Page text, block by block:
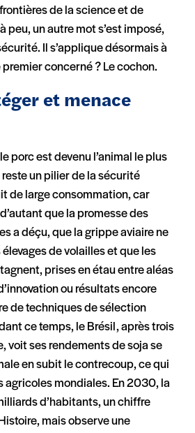
de la science et de
peu, un autre mot s’est imposé,
Il s’applique désormais à
concerné ? Le cochon.
et menace
porc est devenu l’animal le plus
un pilier de la sécurité
de large consommation, car
que la promesse des
a déçu, que la grippe aviaire ne
de volailles et que les
prises en étau entre aléas
ou résultats encore
de techniques de sélection
ce temps, le Brésil, après trois
voit ses rendements de soja se
en subit le contrecoup, ce qui
agricoles mondiales. En 2030, la
d’habitants, un chiffre
mais observe une